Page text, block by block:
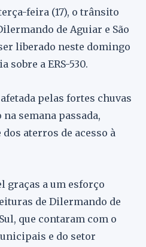
feira (17), o trânsito
de Aguiar e São
liberado neste domingo
sobre a ERS-530.
pelas fortes chuvas
semana passada,
aterros de acesso à
graças a um esforço
de Dilermando de
que contaram com o
e do setor